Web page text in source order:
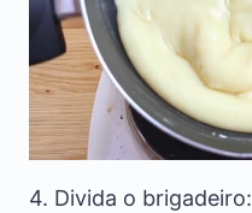
4. Divida o